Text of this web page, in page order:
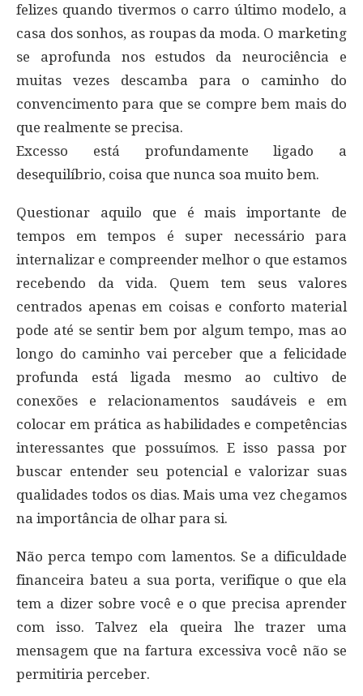
felizes quando tivermos o carro último modelo, a
casa dos sonhos, as roupas da moda. O marketing
se aprofunda nos estudos da neurociência e
muitas vezes descamba para o caminho do
convencimento para que se compre bem mais do
que realmente se precisa.
Excesso está profundamente ligado a
desequilíbrio, coisa que nunca soa muito bem.
Questionar aquilo que é mais importante de
tempos em tempos é super necessário para
internalizar e compreender melhor o que estamos
recebendo da vida. Quem tem seus valores
centrados apenas em coisas e conforto material
pode até se sentir bem por algum tempo, mas ao
longo do caminho vai perceber que a felicidade
profunda está ligada mesmo ao cultivo de
conexões e relacionamentos saudáveis e em
colocar em prática as habilidades e competências
interessantes que possuímos. E isso passa por
buscar entender seu potencial e valorizar suas
qualidades todos os dias. Mais uma vez chegamos
na importância de olhar para si.
Não perca tempo com lamentos. Se a dificuldade
financeira bateu a sua porta, verifique o que ela
tem a dizer sobre você e o que precisa aprender
com isso. Talvez ela queira lhe trazer uma
mensagem que na fartura excessiva você não se
permitiria perceber.